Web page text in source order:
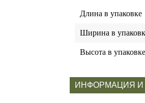
Длина в упаковке
Ширина в
Высота в упаковке
ИНФОРМАЦИЯ И